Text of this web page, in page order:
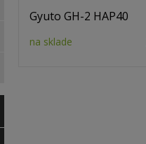
Gyuto GH-2 HAP40
na sklade